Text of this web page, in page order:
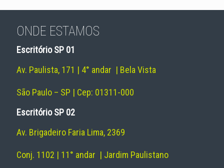
ONDE ESTAMOS
Escritório SP 01
Av. Paulista, 171 | 4° andar | Bela Vista
São Paulo – SP | Cep: 01311-000
Escritório SP 02
Av. Brigadeiro Faria Lima, 2369
Conj. 1102 | 11° andar | Jardim Paulistano